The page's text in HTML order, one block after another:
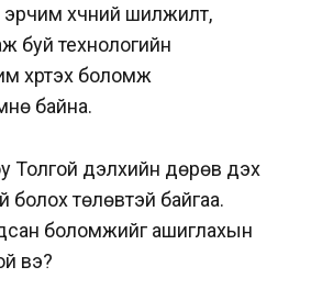
хүчний шилжилт,
буй технологийн
хүртэх боломж
байна.
Толгой дэлхийн дөрөв дэх
болох төлөвтэй байгаа.
боломжийг ашиглахын
вэ?